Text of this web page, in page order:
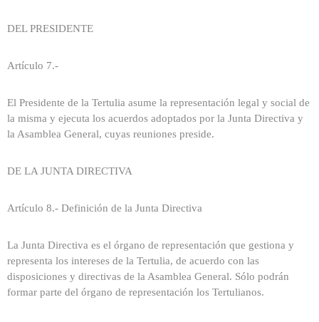
DEL PRESIDENTE
Artículo 7.-
El Presidente de la Tertulia asume la representación legal y social de
la misma y ejecuta los acuerdos adoptados por la Junta Directiva y
la Asamblea General, cuyas reuniones preside.
DE LA JUNTA DIRECTIVA
Artículo 8.- Definición de la Junta Directiva
La Junta Directiva es el órgano de representación que gestiona y
representa los intereses de la Tertulia, de acuerdo con las
disposiciones y directivas de la Asamblea General. Sólo podrán
formar parte del órgano de representación los Tertulianos.